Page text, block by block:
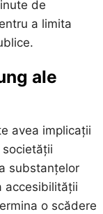
de
a limita
ale
avea implicații
substanțelor
accesibilității
o scădere